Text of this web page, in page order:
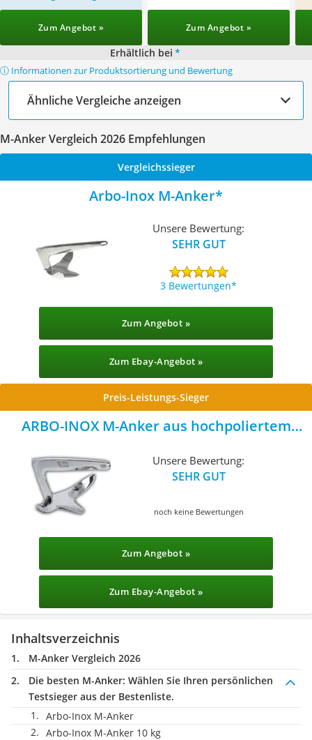
Zum Angebot » Zum Angebot »
Erhältlich bei *
ⓘ Informationen zur Produktsortierung und Bewertung
Ähnliche Vergleiche anzeigen
M-Anker Vergleich 2026 Empfehlungen
Vergleichssieger
‎Arbo-Inox M-Anker
Unsere Bewertung:
SEHR GUT
3 Bewertungen
Zum Angebot »
Zum Ebay-Angebot »
Preis-Leistungs-Sieger
ARBO-INOX M-Anker aus hochpoliertem
Unsere Bewertung:
SEHR GUT
noch keine Bewertungen
Zum Angebot »
Zum Ebay-Angebot »
Inhaltsverzeichnis
M-Anker Vergleich 2026
Die besten M-Anker: Wählen Sie Ihren persönlichen
Testsieger aus der Bestenliste.
‎Arbo-Inox M-Anker
Arbo-Inox M-Anker 10 kg